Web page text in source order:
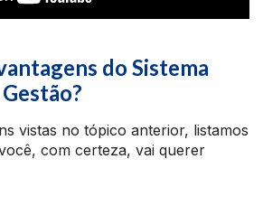
do Sistema
vistas no tópico anterior, listamos
com certeza, vai querer